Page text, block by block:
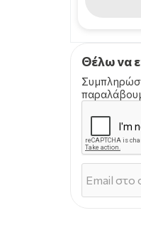
Θέλω να